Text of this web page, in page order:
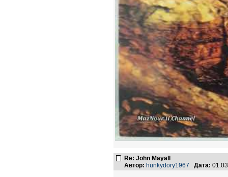
Re: John Mayall
Автор: hunkydory1967 Дата: